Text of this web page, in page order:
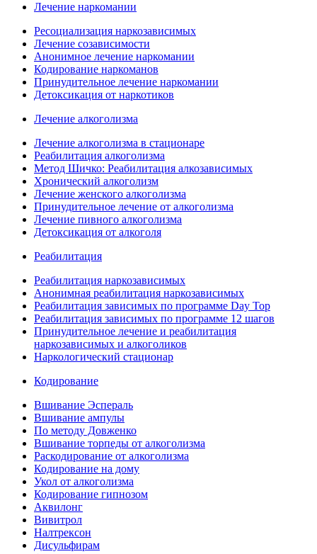
Лечение наркомании
Ресоциализация наркозависимых
Лечение созависимости
Анонимное лечение наркомании
Кодирование наркоманов
Принудительное лечение наркомании
Детоксикация от наркотиков
Лечение алкоголизма
Лечение алкоголизма в стационаре
Реабилитация алкоголизма
Метод Шичко: Реабилитация алкозависимых
Хронический алкоголизм
Лечение женского алкоголизма
Принудительное лечение от алкоголизма
Лечение пивного алкоголизма
Детоксикация от алкоголя
Реабилитация
Реабилитация наркозависимых
Анонимная реабилитация наркозависимых
Реабилитация зависимых по программе Day Top
Реабилитация зависимых по программе 12 шагов
Принудительное лечение и реабилитация
наркозависимых и алкоголиков
Наркологический стационар
Кодирование
Вшивание Эспераль
Вшивание ампулы
По методу Довженко
Вшивание торпеды от алкоголизма
Раскодирование от алкоголизма
Кодирование на дому
Укол от алкоголизма
Кодирование гипнозом
Аквилонг
Вивитрол
Налтрексон
Дисульфирам